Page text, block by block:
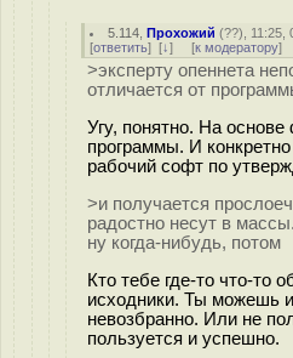
5.114 ,Прохожий (??), 11:25,
[ответить] [↓] [к модератору]
>эксперту опеннета
отличается от
Угу, понятно. На
программы. И
рабочий софт по
>и получается
радостно несут в
ну когда-нибудь, потом
Кто тебе где-то что-то
исходники. Ты можешь
невозбранно. Или не
пользуется и успешно.